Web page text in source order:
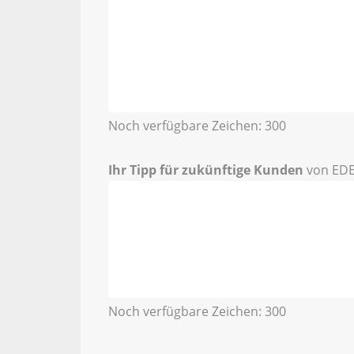
Noch verfügbare Zeichen: 300
Ihr Tipp für zukünftige Kunden von
Noch verfügbare Zeichen: 300